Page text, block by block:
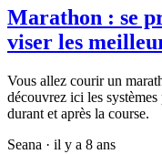
Marathon : se
viser les
Vous allez courir un
découvrez ici les
durant et après la course.
Seana · il y a 8 ans